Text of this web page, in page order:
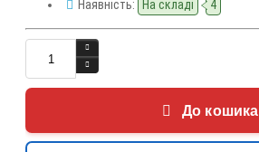
Наявність:
На складі 4
До кошика